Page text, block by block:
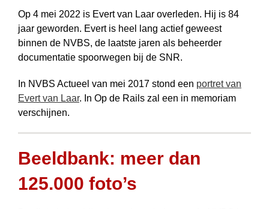
Op 4 mei 2022 is Evert van Laar overleden. Hij is 84
jaar geworden. Evert is heel lang actief geweest
binnen de NVBS, de laatste jaren als beheerder
documentatie spoorwegen bij de SNR.
In NVBS Actueel van mei 2017 stond een portret van
Evert van Laar. In Op de Rails zal een in memoriam
verschijnen.
Beeldbank: meer dan
125.000 foto’s